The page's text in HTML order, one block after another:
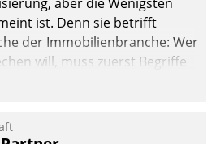
ist. Denn sie betrifft
der Immobilienbranche: Wer
will, muss zuerst Begriffe
betriebliche Optimierung:
und automatisierte
nicht zu viel erwarten: Allein